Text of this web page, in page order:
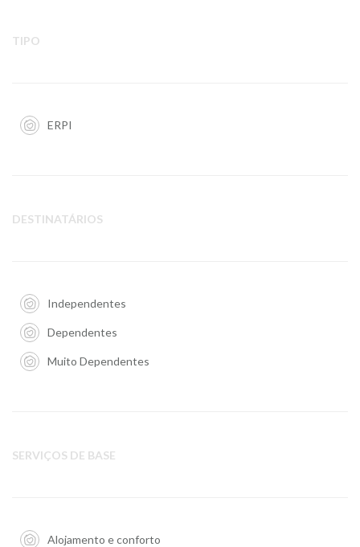
TIPO
ERPI
DESTINATÁRIOS
Independentes
Dependentes
Muito Dependentes
SERVIÇOS DE BASE
Alojamento e conforto